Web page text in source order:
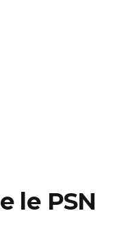
XBox
XBox
le PSN